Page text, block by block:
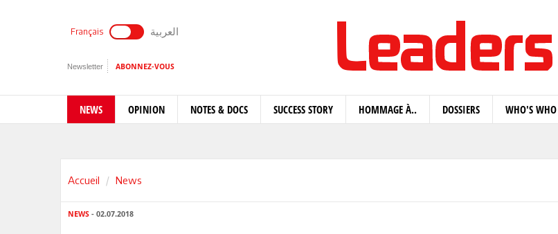
Français العربية
Newsletter ABONNEZ-VOUS
NEWS OPINION NOTES & DOCS SUCCESS STORY HOMMAGE À.. DOSSIERS WHO'S WHO
Accueil News
NEWS - 02.07.2018